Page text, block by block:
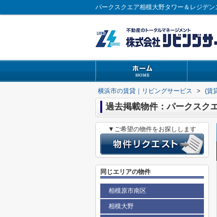
パークスクエア相模大野タワー＆レジデ
横浜市の賃貸｜リビングサービス > (賃
過去掲載物件：パークスク
▼ご希望の物件をお探しします
同じエリアの物件
相模原市南区
相模大野